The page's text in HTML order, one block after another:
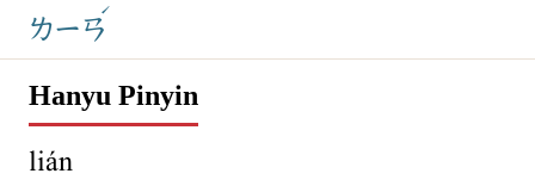
ㄌㄧㄢ
ˊ
Hanyu Pinyin
lián